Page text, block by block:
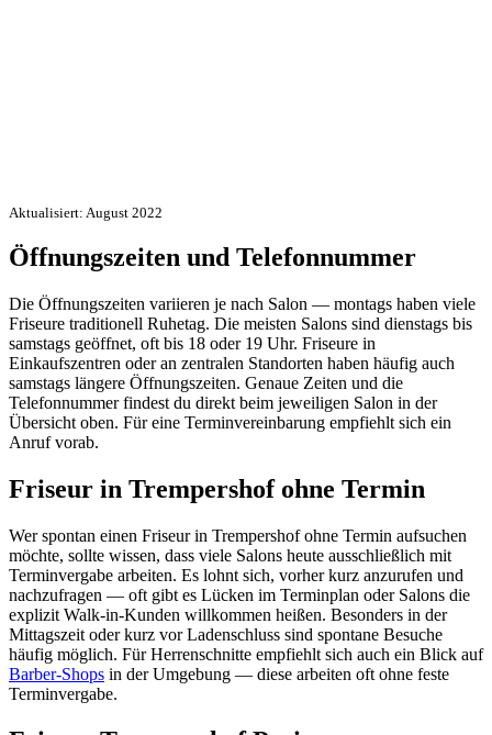
Aktualisiert: August 2022
Öffnungszeiten und Telefonnummer
Die Öffnungszeiten variieren je nach Salon — montags haben viele
Friseure traditionell Ruhetag. Die meisten Salons sind dienstags bis
samstags geöffnet, oft bis 18 oder 19 Uhr. Friseure in
Einkaufszentren oder an zentralen Standorten haben häufig auch
samstags längere Öffnungszeiten. Genaue Zeiten und die
Telefonnummer findest du direkt beim jeweiligen Salon in der
Übersicht oben. Für eine Terminvereinbarung empfiehlt sich ein
Anruf vorab.
Friseur in Trempershof ohne Termin
Wer spontan einen Friseur in Trempershof ohne Termin aufsuchen
möchte, sollte wissen, dass viele Salons heute ausschließlich mit
Terminvergabe arbeiten. Es lohnt sich, vorher kurz anzurufen und
nachzufragen — oft gibt es Lücken im Terminplan oder Salons die
explizit Walk-in-Kunden willkommen heißen. Besonders in der
Mittagszeit oder kurz vor Ladenschluss sind spontane Besuche
häufig möglich. Für Herrenschnitte empfiehlt sich auch ein Blick auf
Barber-Shops in der Umgebung — diese arbeiten oft ohne feste
Terminvergabe.